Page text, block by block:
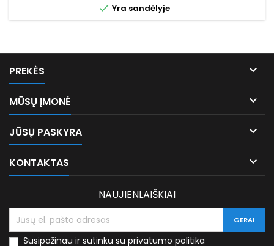
 Yra sandėlyje
PREKĖS 
MŪSŲ ĮMONĖ 
JŪSŲ PASKYRA 
KONTAKTAS 
NAUJIENLAIŠKIAI
Susipažinau ir sutinku su privatumo politika